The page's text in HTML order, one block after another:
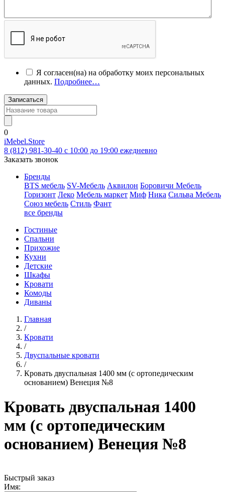
Я согласен(на) на обработку моих персональных
данных. Подробнее…
Записаться
0
iMebel.Store
8 (812) 981-30-40 c 10:00 до 19:00 ежедневно
Заказать звонок
Бренды
BTS мебель SV-Мебель Аквилон Боровичи Мебель
Горизонт Леко Мебель маркет Миф Ника Сильва Мебель
Союз мебель Стиль Фант
все бренды
Гостиные
Спальни
Прихожие
Кухни
Детские
Шкафы
Кровати
Комоды
Диваны
Главная
/
Кровати
/
Двуспальные кровати
/
Кровать двуспальная 1400 мм (с ортопедическим
основанием) Венеция №8
Кровать двуспальная 1400
мм (с ортопедическим
основанием) Венеция №8
Быстрый заказ
Имя: